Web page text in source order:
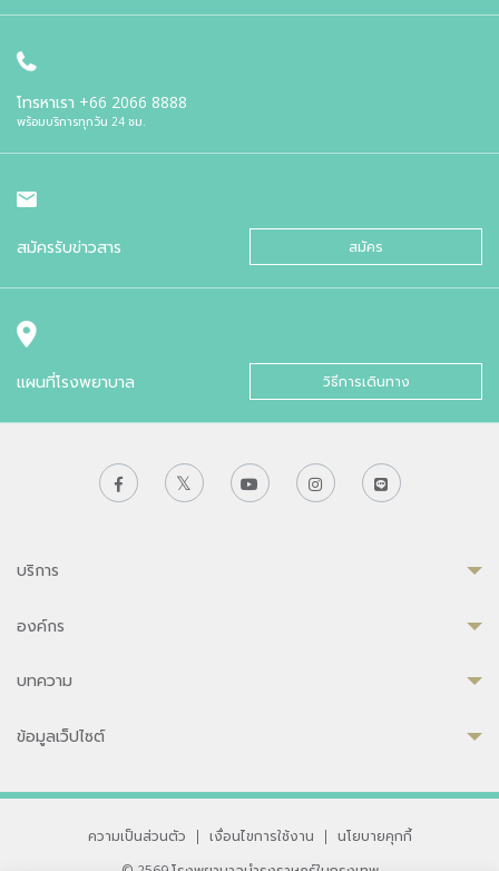
โทรหาเรา +66 2066 8888
พร้อมบริการทุกวัน 24 ชม.
สมัครรับข่าวสาร สมัคร
แผนที่โรงพยาบาล วิธีการเดินทาง
บริการ
องค์กร
บทความ
ข้อมูลเว็ปไซต์
ความเป็นส่วนตัว | เงื่อนไขการใช้งาน |
นโยบายคุกกี้